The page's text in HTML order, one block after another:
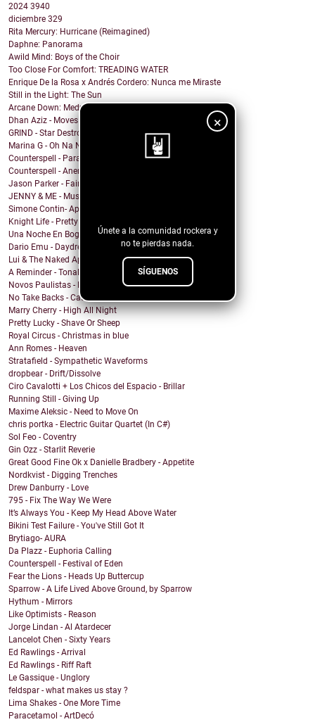
×
Únete a la comunidad rockera y
no te pierdas nada.
SÍGUENOS
2024 3940
diciembre 329
Rita Mercury: Hurricane (Reimagined)
Daphne: Panorama
Awild Mind: Boys of the Choir
Too Close For Comfort: TREADING WATER
Enrique De la Rosa x Andrés Cordero: Nunca me Miraste
Still in the Light: The Sun
Arcane Down: Medusa
Dhan Aziz - Moves
GRIND - Star Destroyer
Marina G - Oh Na Na
Counterspell - Parallel on the End of the World
Counterspell - Anemone
Jason Parker - Fairy Bread
JENNY & ME - Music
Simone Contin- Apnea
Knight Life - Pretty Mother Fucker
Una Noche En Bogota - Despedida
Dario Emu - Daydream
Lui & The Naked Aphids - Lindsey Sue (Will You Mar...
A Reminder - Tonal Wakeup
Novos Paulistas - Num Piscar de Olhos
No Take Backs - Caught Up
Marry Cherry - High All Night
Pretty Lucky - Shave Or Sheep
Royal Circus - Christmas in blue
Ann Romes - Heaven
Stratafield - Sympathetic Waveforms
dropbear - Drift/Dissolve
Ciro Cavalotti + Los Chicos del Espacio - Brillar
Running Still - Giving Up
Maxime Aleksic - Need to Move On
chris portka - Electric Guitar Quartet (In C#)
Sol Feo - Coventry
Gin Ozz - Starlit Reverie
Great Good Fine Ok x Danielle Bradbery - Appetite
Nordkvist - Digging Trenches
Drew Danburry - Love
795 - Fix The Way We Were
It’s Always You - Keep My Head Above Water
Bikini Test Failure - You've Still Got It
Brytiago- AURA
Da Plazz - Euphoria Calling
Counterspell - Festival of Eden
Fear the Lions - Heads Up Buttercup
Sparrow - A Life Lived Above Ground, by Sparrow
Hythum - Mirrors
Like Optimists - Reason
Jorge Lindan - Al Atardecer
Lancelot Chen - Sixty Years
Ed Rawlings - Arrival
Ed Rawlings - Riff Raft
Le Gassique - Unglory
feldspar - what makes us stay ?
Lima Shakes - One More Time
Paracetamol - ArtDecó